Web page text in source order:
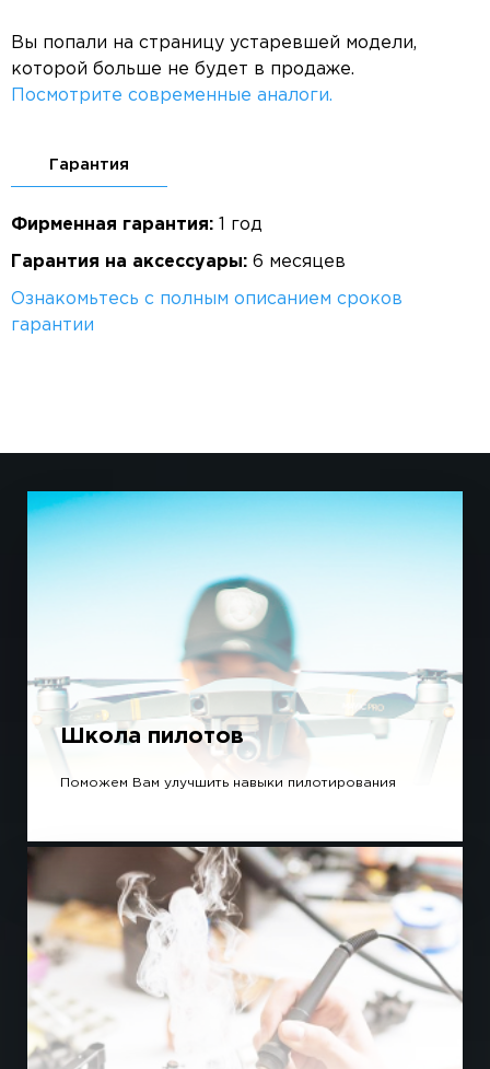
Вы попали на страницу устаревшей модели,
которой больше не будет в продаже.
Посмотрите современные аналоги.
Гарантия
Фирменная гарантия: 1 год
Гарантия на аксессуары: 6 месяцев
Ознакомьтесь с полным описанием сроков
гарантии
Школа пилотов
Поможем Вам улучшить навыки пилотирования